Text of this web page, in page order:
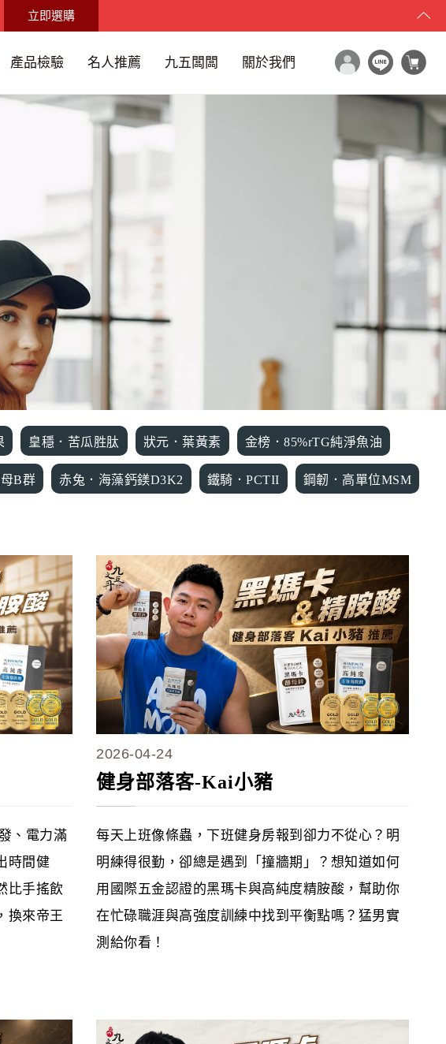
立即選購
產品檢驗 名人推薦 九五闆闆 關於我們
皇穩．苦瓜胜肽 狀元．葉黃素 金榜．85%rTG純淨魚油
B群 赤兔．海藻鈣鎂D3K2 鐵騎．PCTII 鋼韌．高單位MSM
、電力滿
時間健
比手搖飲
換來帝王
2026-04-24
健身部落客-Kai小豬
每天上班像條蟲，下班健身房報到卻力不從心？明
明練得很勤，卻總是遇到「撞牆期」？想知道如何
用國際五金認證的黑瑪卡與高純度精胺酸，幫助你
在忙碌職涯與高強度訓練中找到平衡點嗎？猛男實
測給你看！